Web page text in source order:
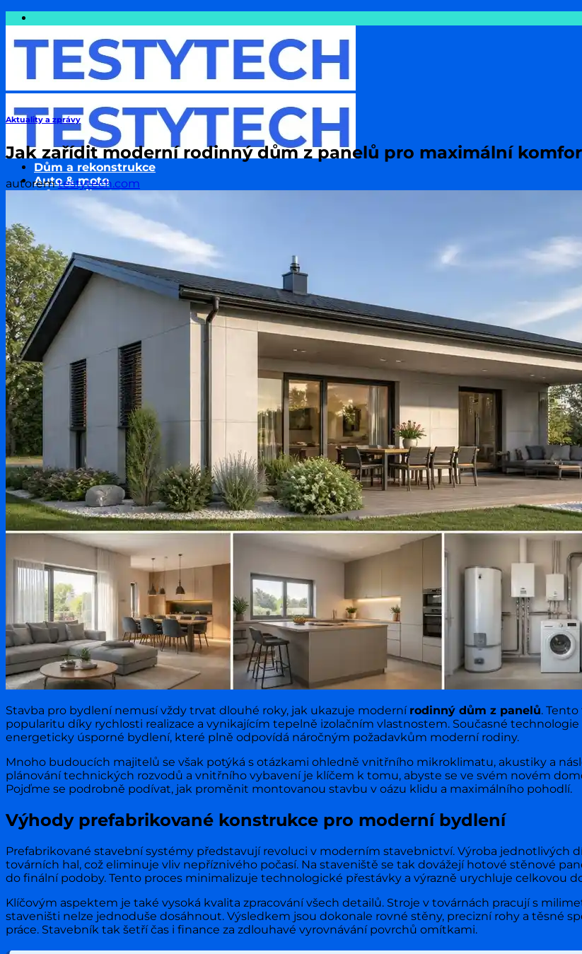
Přeskočit
obsah
Dům a rekonstrukce
Auto & moto
Informatika & Internet
Podnikání & Technologie
Pojištění
Sport
Zdraví a wellness
Životní styl
Zvířata & jejich chov
Rodina a děti
Testování produktů
Aktuality & zprávy
Aktuality a zprávy
Jak zařídit moderní rodinný dům z panelů pro maximální
autoremtestytech.com
Stavba pro bydlení nemusí vždy trvat dlouhé roky, jak ukazuje moderní rodinný dům z panelů.
popularitu díky rychlosti realizace a vynikajícím tepelně izolačním vlastnostem. Současné
energeticky úsporné bydlení, které plně odpovídá náročným požadavkům moderní rodiny.
Mnoho budoucích majitelů se však potýká s otázkami ohledně vnitřního mikroklimatu, akustiky a
plánování technických rozvodů a vnitřního vybavení je klíčem k tomu, abyste se ve svém novém
Pojďme se podrobně podívat, jak proměnit montovanou stavbu v oázu klidu a maximálního pohodlí.
Výhody prefabrikované konstrukce pro moderní bydlení
Prefabrikované stavební systémy představují revoluci v moderním stavebnictví. Výroba jednotlivých
továrních hal, což eliminuje vliv nepříznivého počasí. Na staveniště se tak dovážejí hotové stěnové
do finální podoby. Tento proces minimalizuje technologické přestávky a výrazně urychluje celkovou
Klíčovým aspektem je také vysoká kvalita zpracování všech detailů. Stroje v továrnách pracují s
staveništi nelze jednoduše dosáhnout. Výsledkem jsou dokonale rovné stěny, precizní rohy a těsné
práce. Stavebník tak šetří čas i finance za zdlouhavé vyrovnávání povrchů omítkami.